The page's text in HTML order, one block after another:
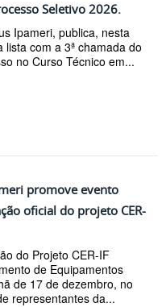
Seletivo 2026.
Ipameri, publica, nesta
com a 3ª chamada do
no Curso Técnico em...
promove evento
oficial do projeto CER-
do Projeto CER-IF
de Equipamentos
de 17 de dezembro, no
representantes da...